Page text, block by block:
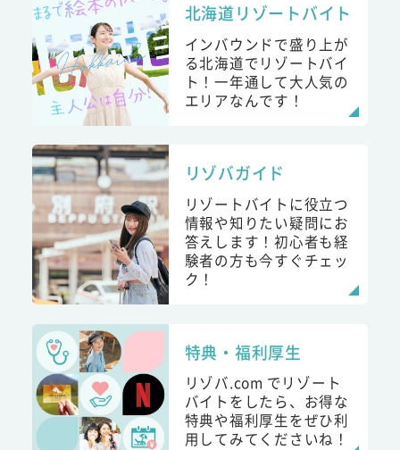
北海道リゾートバイト
インバウンドで盛り上が
る北海道でリゾートバイ
ト！一年通して大人気の
エリアなんです！
リゾバガイド
リゾートバイトに役立つ
情報や知りたい疑問にお
答えします！初心者も経
験者の方も今すぐチェッ
ク！
特典・福利厚生
リゾバ.com でリゾート
バイトをしたら、お得な
特典や福利厚生をぜひ利
用してみてくださいね！